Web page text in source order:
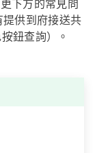
下方的常見問
供到府接送共
鈕查詢）。